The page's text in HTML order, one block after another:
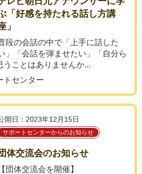
「好感を持たれる話し方講
」
段の会話の中で「上手に話した
」「会話を弾ませたい」「自分ら
うことはありませんか...
トセンター
開日：2023年12月15日
サポートセンターからのお知らせ
体交流会のお知らせ
【団体交流会を開催】